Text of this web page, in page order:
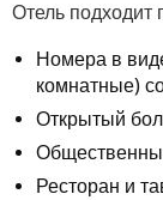
Отель подходит
Номера в
комнатные)
Открытый
Ресторан и